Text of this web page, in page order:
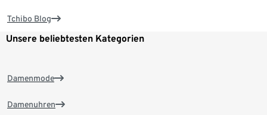
Tchibo Blog
Unsere beliebtesten Kategorien
Damenmode
Damenuhren